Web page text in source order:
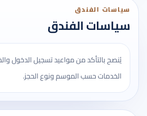
سياسات الفندق
سياسات الفندق
يُنصح بالتأكد من مواعيد تسجيل الدخول
الخدمات حسب الموسم ونوع الحجز.